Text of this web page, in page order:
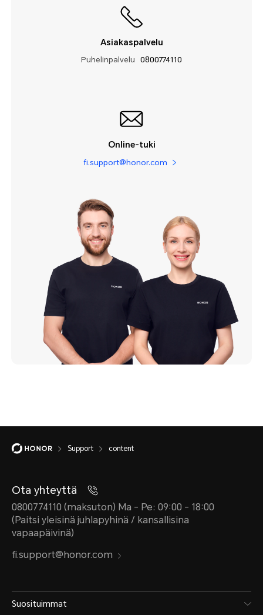
Asiakaspalvelu
Puhelinpalvelu 0800774110
Online-tuki
fi.support@honor.com
Support content
Ota yhteyttä
0800774110 (maksuton) Ma - Pe: 09:00 - 18:00
(Paitsi yleisinä juhlapyhinä / kansallisina
vapaapäivinä)
fi.support@honor.com
Suosituimmat